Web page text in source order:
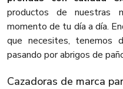
productos de nuestras
momento de tu día a día.
que necesites, tenemos
pasando por abrigos de
Cazadoras de marca